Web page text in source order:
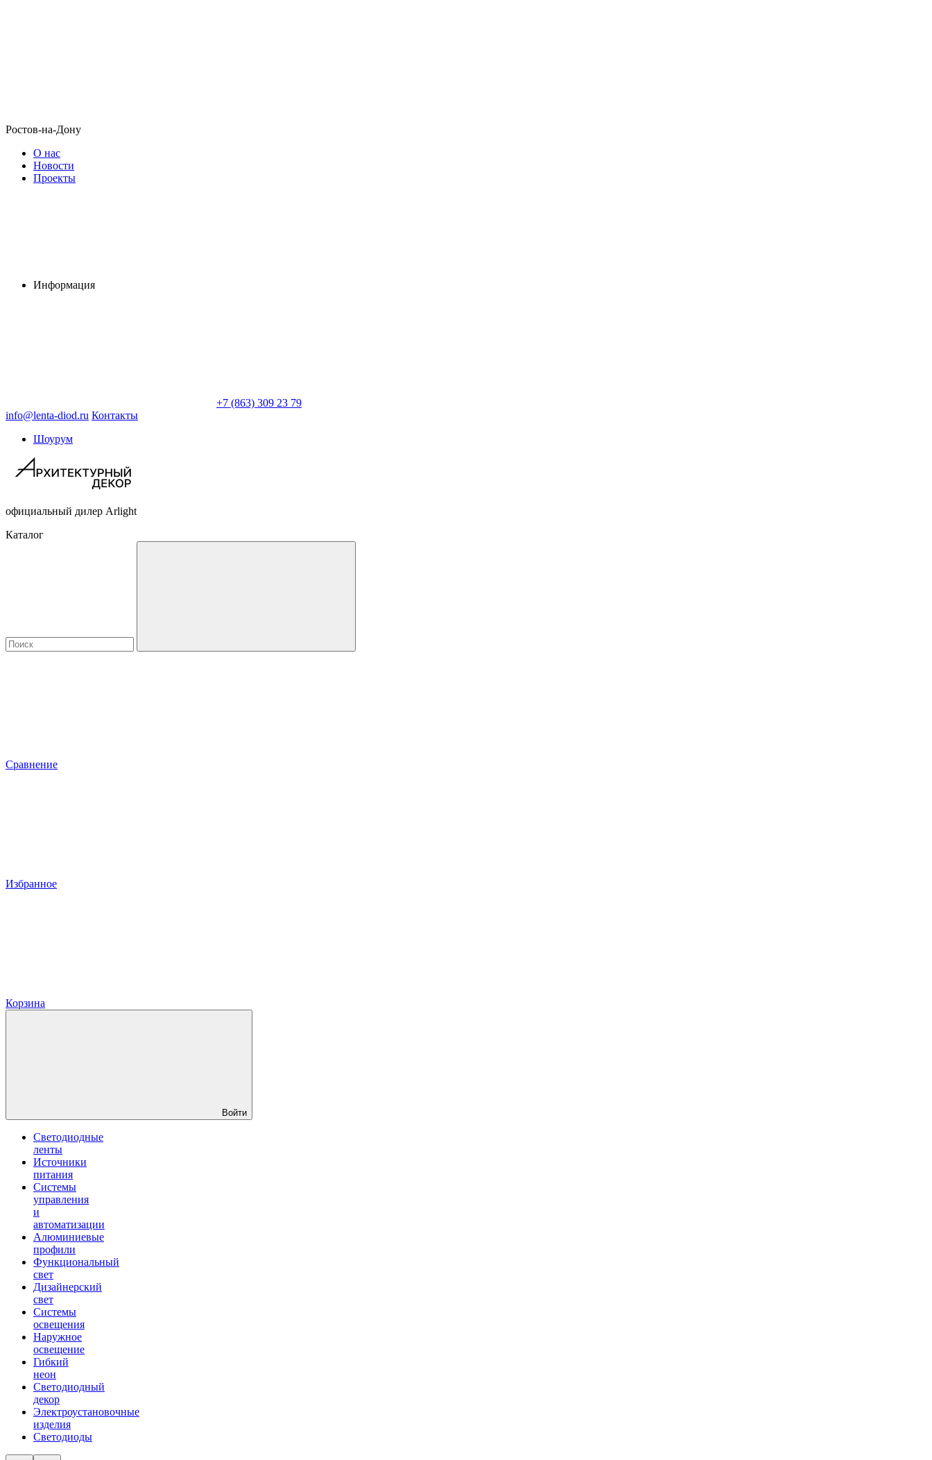
Ростов-на-Дону
О нас
Новости
Проекты
Информация
+7 (863) 309 23 79
info@lenta-diod.ru Контакты
Шоурум
официальный дилер Arlight
Каталог
Сравнение
Избранное
Корзина
Войти
Светодиодные
ленты
Источники
питания
Системы
управления
и
автоматизации
Алюминиевые
профили
Функциональный
свет
Дизайнерский
свет
Системы
освещения
Наружное
освещение
Гибкий
неон
Светодиодный
декор
Электроустановочные
изделия
Светодиоды